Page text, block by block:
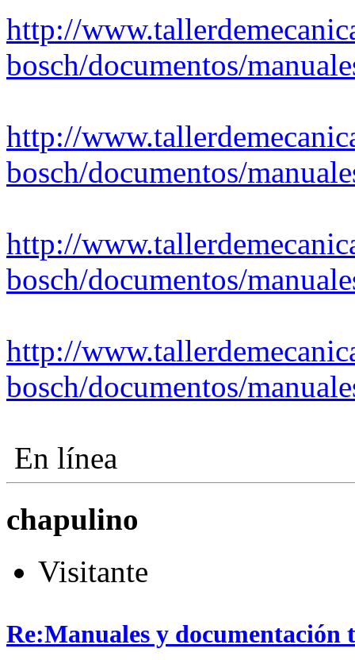
http://
bosch/documentos/
http://
bosch/documentos/
http://
bosch/documentos/
http://
bosch/documentos/
En línea
chapulino
Visitante
Re:Manuales y documentación